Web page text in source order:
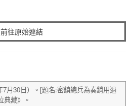
前往原始連結